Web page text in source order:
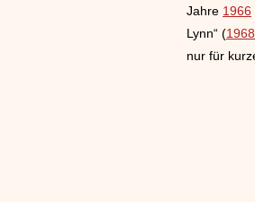
Jahre 1966
Lynn“ (1968
nur für